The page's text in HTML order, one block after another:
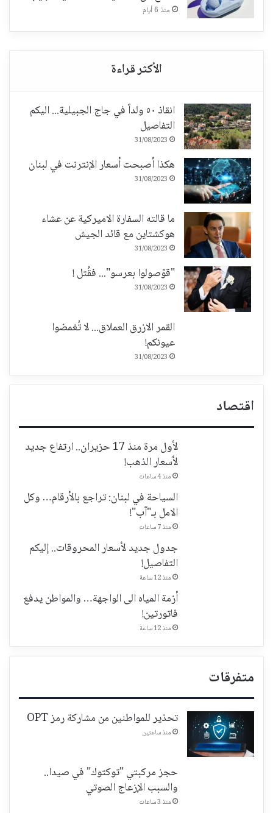
منذ 6 أيام
انقاذ ٥٠ ولداً في جاج الجبيلية... اليكم
التفاصيل
31/08/2023
هكذا أصبحت أسعار الإنترنت في لبنان
31/08/2023
ما قالته السفارة الاميركية عن عشاء
هوكشتاين مع قائد الجيش
31/08/2023
"قوّصولوا بعرسو"... فقُتل !
31/08/2023
القمر الازرق العملاق... لا تُغمضوا
عيونكم!
31/08/2023
اقتصاد
لأول مرة منذ 17 حزيران.. ارتفاع جديد
لأسعار الذهب!
منذ 4 ساعات
السياحة في لبنان: تراجع بالأرقام… وكل
الامل بـ"آب"!
منذ 7 ساعات
جدول جديد لأسعار المحروقات.. إليكم
التفاصيل!
منذ 12 ساعة
أزمة المياه الى الواجهة… والمواطن يدفع
فاتورتين!
منذ 12 ساعة
متفرقات
تحذير للمواطنين من مشاركة رمز OPT
منذ ساعتين
حجز مركبتي "توكتوك" في صيدا..
والسبب الإزعاج الصوتي
منذ 3 ساعات